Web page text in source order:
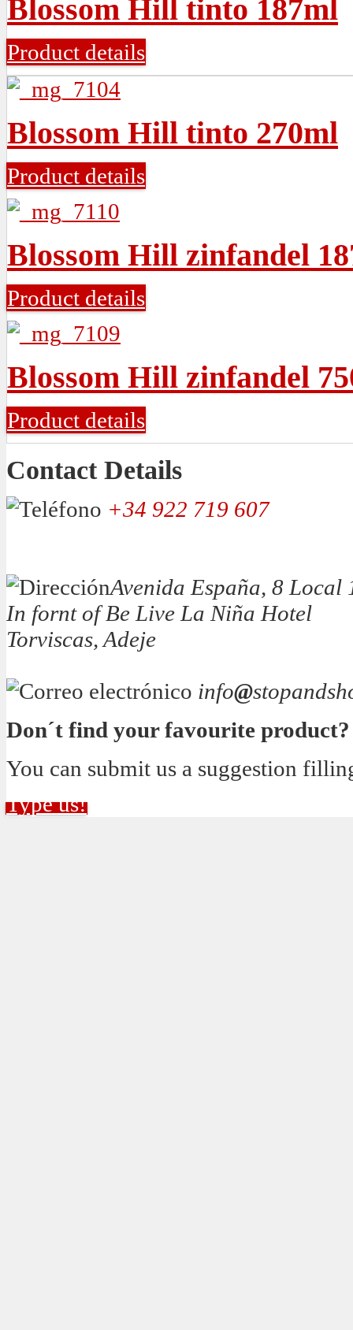
Blossom Hill tinto 187ml
Product details
Blossom Hill tinto 270ml
Product details
Blossom Hill zinfandel
Product details
Blossom Hill zinfandel
Product details
Contact Details
+34 922 719 607
Avenida España, 8 Local
In fornt of Be Live La Niña Hotel
Torviscas, Adeje
info@
Don´t find your favourite product?
You can submit us a suggestion
Type us!